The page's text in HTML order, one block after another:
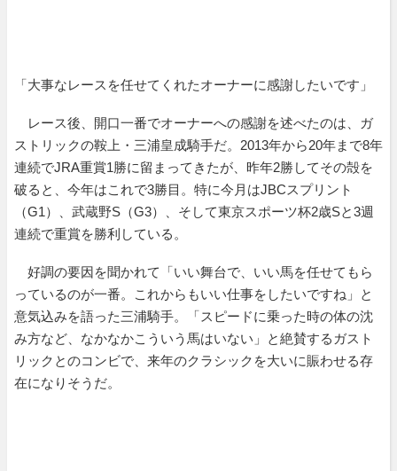
「大事なレースを任せてくれたオーナーに感謝したいです」
レース後、開口一番でオーナーへの感謝を述べたのは、ガ
ストリックの鞍上・三浦皇成騎手だ。2013年から20年まで8年
連続でJRA重賞1勝に留まってきたが、昨年2勝してその殻を
破ると、今年はこれで3勝目。特に今月はJBCスプリント
（G1）、武蔵野S（G3）、そして東京スポーツ杯2歳Sと3週
連続で重賞を勝利している。
好調の要因を聞かれて「いい舞台で、いい馬を任せてもら
っているのが一番。これからもいい仕事をしたいですね」と
意気込みを語った三浦騎手。「スピードに乗った時の体の沈
み方など、なかなかこういう馬はいない」と絶賛するガスト
リックとのコンビで、来年のクラシックを大いに賑わせる存
在になりそうだ。